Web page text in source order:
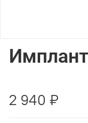
2 940 ₽